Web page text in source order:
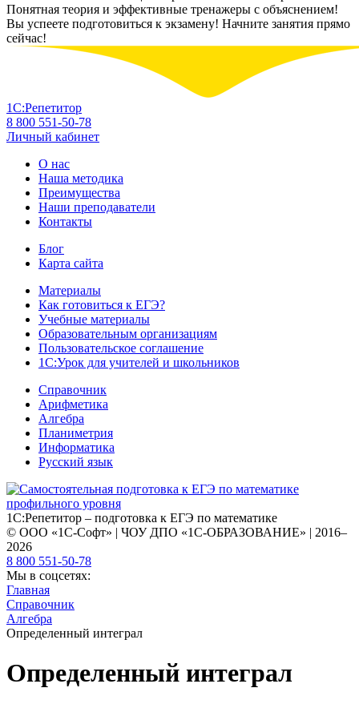
Понятная теория и эффективные тренажеры с объяснением!
Вы успеете подготовиться к экзамену! Начните занятия прямо
сейчас!
1С:Репетитор
8 800 551-50-78
Личный кабинет
О нас
Наша методика
Преимущества
Наши преподаватели
Контакты
Блог
Карта сайта
Материалы
Как готовиться к ЕГЭ?
Учебные материалы
Образовательным организациям
Пользовательское соглашение
1С:Урок для учителей и школьников
Справочник
Арифметика
Алгебра
Планиметрия
Информатика
Русский язык
1С:Репетитор – подготовка к ЕГЭ по математике
© ООО «1С-Софт» | ЧОУ ДПО «1С-ОБРАЗОВАНИЕ» | 2016–
2026
8 800 551-50-78
Мы в соцсетях:
Главная
Справочник
Алгебра
Определенный интеграл
Определенный интеграл